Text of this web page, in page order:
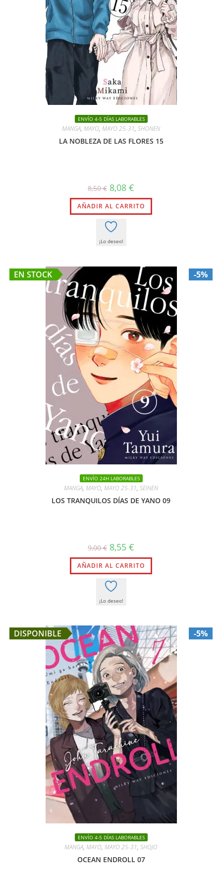
ENVÍO 4-5 DÍAS LABORABLES
MANGA, MAYO, MAYO 25-31, SHONEN
LA NOBLEZA DE LAS FLORES 15
8,50€ El
precio
original
era:
8,50 €.
8,08 €
actual
es:
8,08 €.
AÑADIR AL CARRITO
¡Lo deseo!
EN STOCK -5%
ENVÍO 24H LABORABLES
MANGA, MAYO, MAYO 25-31, SEINEN
LOS TRANQUILOS DÍAS DE YANO 09
9,00€ El
precio
original
era:
9,00 €.
8,55 €
actual
es:
8,55 €.
AÑADIR AL CARRITO
¡Lo deseo!
DISPONIBLE -5%
ENVÍO 4-5 DÍAS LABORABLES
MANGA, MAYO, MAYO 25-31, SHOJO
OCEAN ENDROLL 07